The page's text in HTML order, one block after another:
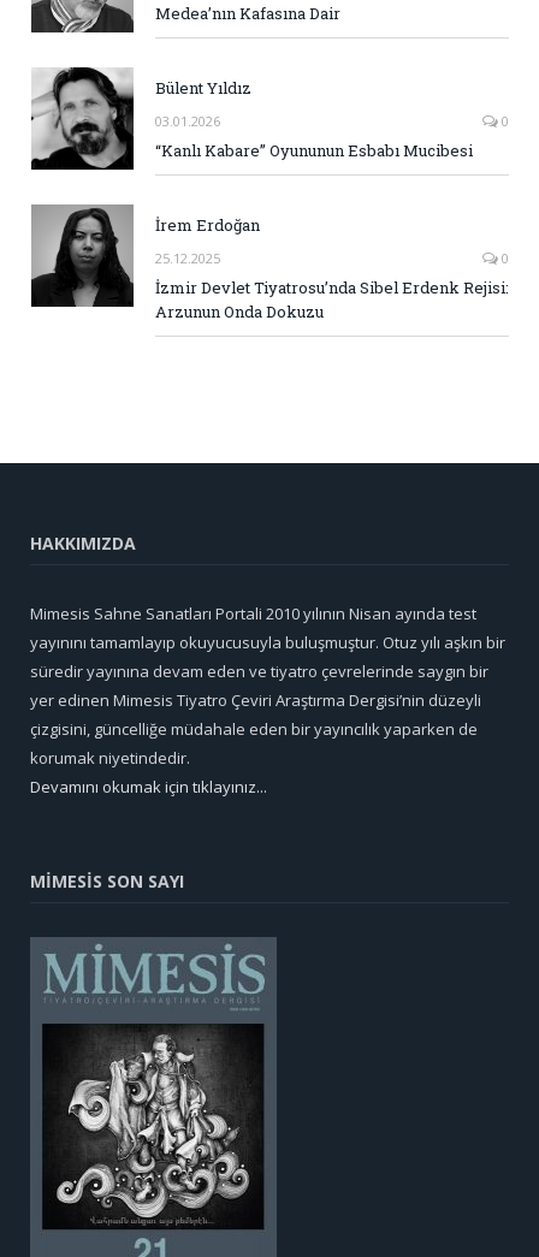
Medea’nın Kafasına Dair
Bülent Yıldız
03.01.2026 0
“Kanlı Kabare” Oyununun Esbabı Mucibesi
İrem Erdoğan
25.12.2025 0
İzmir Devlet Tiyatrosu’nda Sibel Erdenk Rejisi:
Arzunun Onda Dokuzu
HAKKIMIZDA
Mimesis Sahne Sanatları Portali 2010 yılının Nisan ayında test
yayınını tamamlayıp okuyucusuyla buluşmuştur. Otuz yılı aşkın bir
süredir yayınına devam eden ve tiyatro çevrelerinde saygın bir
yer edinen Mimesis Tiyatro Çeviri Araştırma Dergisi’nin düzeyli
çizgisini, güncelliğe müdahale eden bir yayıncılık yaparken de
korumak niyetindedir.
Devamını okumak için tıklayınız...
MİMESİS SON SAYI